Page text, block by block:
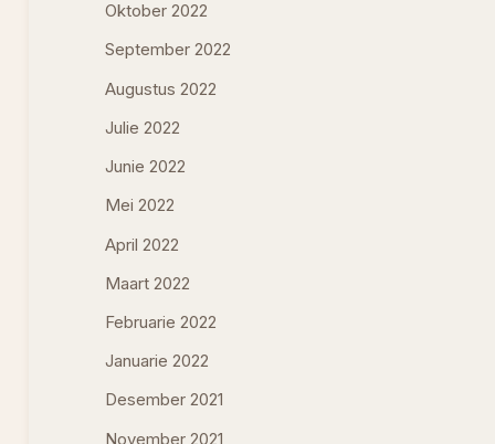
Oktober 2022
September 2022
Augustus 2022
Julie 2022
Junie 2022
Mei 2022
April 2022
Maart 2022
Februarie 2022
Januarie 2022
Desember 2021
November 2021